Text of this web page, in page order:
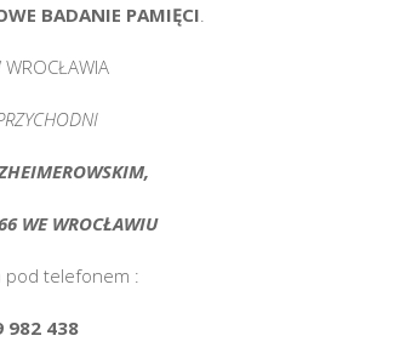
BADANIE PAMIĘCI
WE WROCŁAWIU
pod telefonem :
438